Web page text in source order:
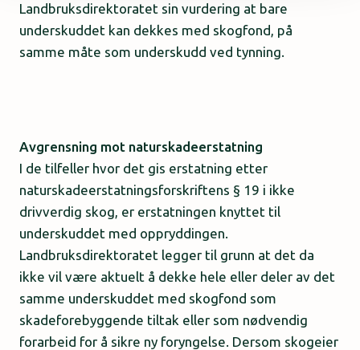
Landbruksdirektoratet sin vurdering at bare
underskuddet kan dekkes med skogfond, på
samme måte som underskudd ved tynning.
Avgrensning mot naturskadeerstatning
I de tilfeller hvor det gis erstatning etter
naturskadeerstatningsforskriftens § 19 i ikke
drivverdig skog, er erstatningen knyttet til
underskuddet med oppryddingen.
Landbruksdirektoratet legger til grunn at det da
ikke vil være aktuelt å dekke hele eller deler av det
samme underskuddet med skogfond som
skadeforebyggende tiltak eller som nødvendig
forarbeid for å sikre ny foryngelse. Dersom skogeier